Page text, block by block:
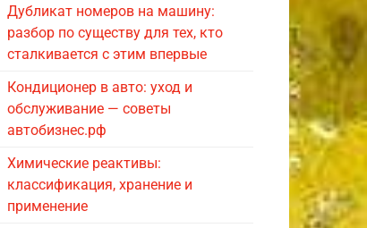
Дубликат номеров на машину:
разбор по существу для тех, кто
сталкивается с этим впервые
Кондиционер в авто: уход и
обслуживание — советы
автобизнес.рф
Химические реактивы:
классификация, хранение и
применение